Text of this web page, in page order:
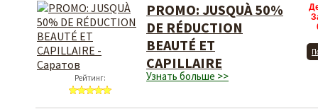
Рейтинг:
PROMO: JUSQUÀ 50%
DE RÉDUCTION
BEAUTÉ ET
CAPILLAIRE
Узнать больше >>